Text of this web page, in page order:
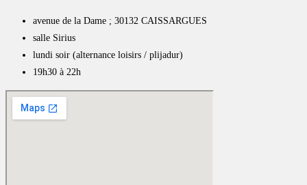
avenue de la Dame ; 30132 CAISSARGUES
salle Sirius
lundi soir (alternance loisirs / plijadur)
19h30 à 22h